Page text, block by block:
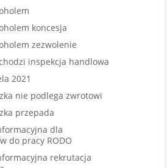
koncesja
zezwolenie
inspekcja handlowa
2021
nie podlega zwrotowi
przepada
dla
do pracy RODO
rekrutacja